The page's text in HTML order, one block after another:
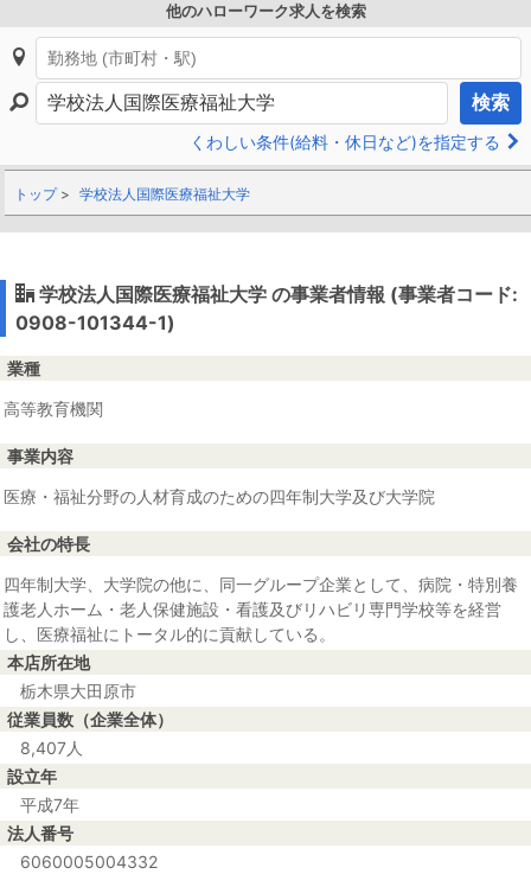
他のハローワーク求人を検索
検索
くわしい条件(給料・休日など)を指定する
トップ 学校法人国際医療福祉大学
学校法人国際医療福祉大学 の事業者情報 (事業者コード:
0908-101344-1)
業種
高等教育機関
事業内容
医療・福祉分野の人材育成のための四年制大学及び大学院
会社の特長
四年制大学、大学院の他に、同一グループ企業として、病院・特別養
護老人ホーム・老人保健施設・看護及びリハビリ専門学校等を経営
し、医療福祉にトータル的に貢献している。
本店所在地
栃木県大田原市
従業員数（企業全体）
8,407人
設立年
平成7年
法人番号
6060005004332